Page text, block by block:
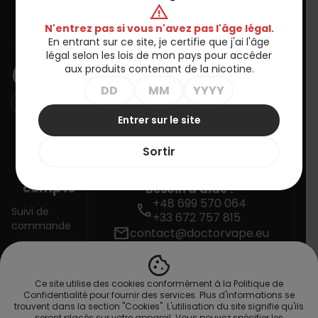
cookie
Ce site utilise des cookies conformément à la Politique de
Confidentialité pour fournir des services. Plus d'informations se
trouvent dans la section "Cookies". L'utilisation du site signifie qu'ils
Informations
BULLETIN D'INFORMATION
Vous pouvez vous désinscrire à tout moment. Vous trouverez
pour cela nos informations de contact dans les conditions
d'utilisation du site.
compte
Suivi de
commande
Créez votre
compte
Besoin d'aide ?
call+48 699 570 064
+33 672 757 815
mailcontact@doctorvape.eu
warning
N'entrez pas si vous n'avez pas l'âge légal.
En entrant sur ce site, je certifie que j'ai l'âge
légal selon les lois de mon pays pour accéder
aux produits contenant de la nicotine.
Entrer sur le site
Sortir